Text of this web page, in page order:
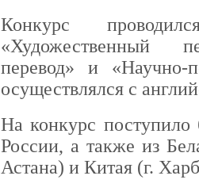
Конкурс
«Художественный
перевод» и «Научно-
осуществлялся с
На конкурс поступило
России, а также из
Астана) и Китая (г.